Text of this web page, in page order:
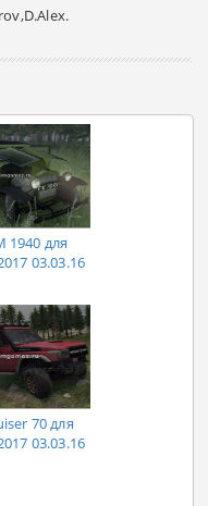
для
03.03.16
70 для
03.03.16